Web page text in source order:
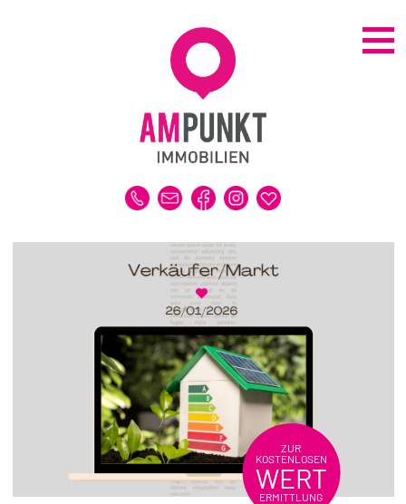
ALLE IMMOBILIEN
GEWERBE
DUBAI-IMMOBILIEN
MERKLISTE
VERKAUFEN | VERMIETEN
IMMOBILIENBEWERTUNG
REFERENZEN
ÜBER UNS
ZUR
KOSTENLOSEN
WERT
ERMITTLUNG